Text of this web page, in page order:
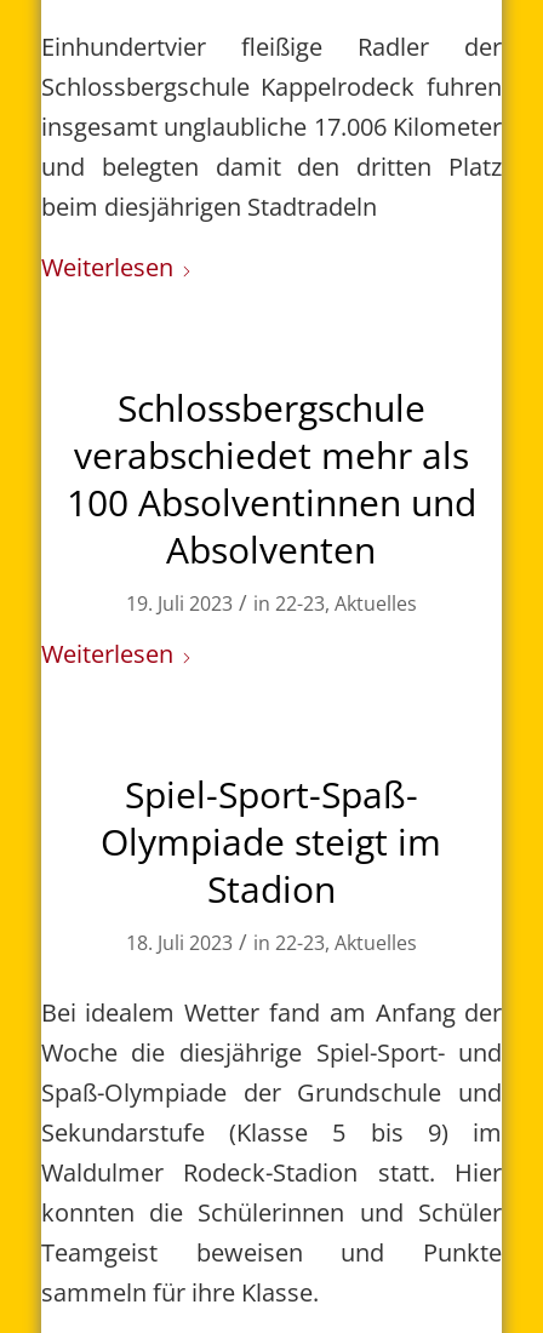
Einhundertvier fleißige Radler der
Schlossbergschule Kappelrodeck fuhren
insgesamt unglaubliche 17.006 Kilometer
und belegten damit den dritten Platz
beim diesjährigen Stadtradeln
Weiterlesen
Schlossbergschule
verabschiedet mehr als
100 Absolventinnen und
Absolventen
19. Juli 2023 / in 22-23, Aktuelles
Weiterlesen
Spiel-Sport-Spaß-
Olympiade steigt im
Stadion
18. Juli 2023 / in 22-23, Aktuelles
Bei idealem Wetter fand am Anfang der
Woche die diesjährige Spiel-Sport- und
Spaß-Olympiade der Grundschule und
Sekundarstufe (Klasse 5 bis 9) im
Waldulmer Rodeck-Stadion statt. Hier
konnten die Schülerinnen und Schüler
Teamgeist beweisen und Punkte
sammeln für ihre Klasse.